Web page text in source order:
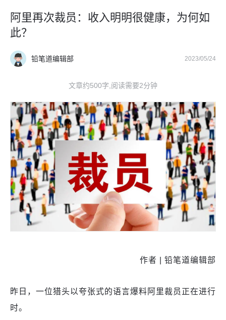
阿里再次裁员：收入明明很健康，为何如
此？
铅笔道编辑部 2023/05/24
文章约500字,阅读需要2分钟
作者 | 铅笔道编辑部
昨日，一位猎头以夸张式的语言爆料阿里裁员正在进行
时。